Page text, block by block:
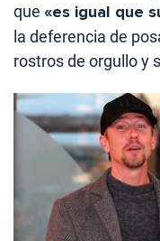
que «es igual que
la deferencia de
rostros de orgullo y